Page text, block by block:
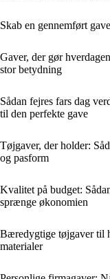
Skab en gennemført
Gaver, der gør
stor betydning
Sådan fejres fars dag
til den perfekte gave
Tøjgaver, der holder:
og pasform
Kvalitet på budget:
sprænge økonomien
Bæredygtige tøjgaver til
materialer